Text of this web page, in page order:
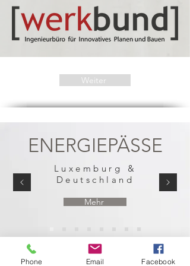
Weiter
ENERGIEPÄSSE
Luxemburg &
Deutschland
Mehr
Phone Email Facebook